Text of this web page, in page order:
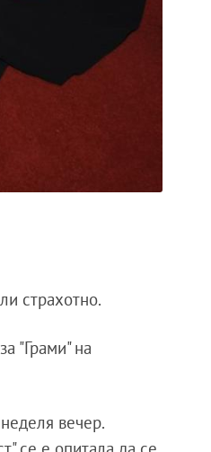
страхотно.
"Грами" на
вечер.